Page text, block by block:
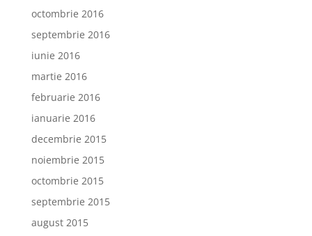
octombrie 2016
septembrie 2016
iunie 2016
martie 2016
februarie 2016
ianuarie 2016
decembrie 2015
noiembrie 2015
octombrie 2015
septembrie 2015
august 2015